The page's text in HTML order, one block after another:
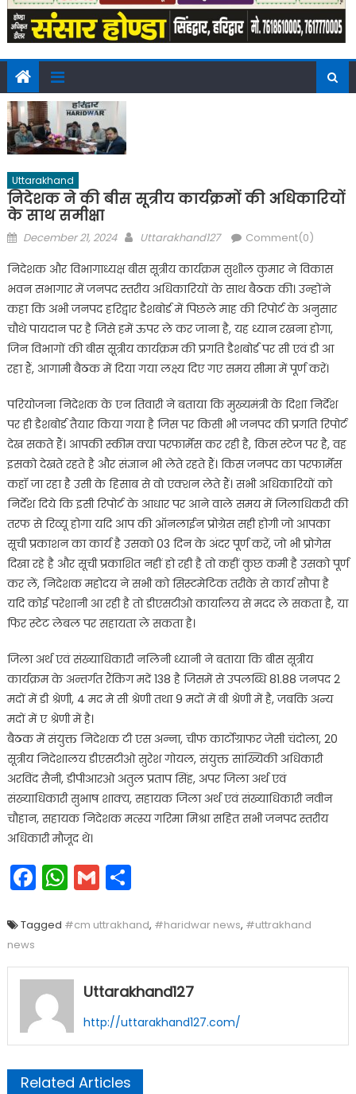
Uttarakhand
निदेशक ने की बीस सूत्रीय कार्यक्रमों की अधिकारियों
के साथ समीक्षा
Posted
December 21, 2024 Author
Uttarakhand127 Comment(0)
निदेशक और विभागाध्यक्ष बीस सूत्रीय कार्यक्रम सुशील कुमार ने विकास
भवन सभागार में जनपद स्तरीय अधिकारियों के साथ बैठक की। उन्होंने
कहा कि अभी जनपद हरिद्वार डैशबोर्ड में पिछले माह की रिपोर्ट के अनुसार
चौथे पायदान पर है जिसे हमें ऊपर ले कर जाना है, यह ध्यान रखना होगा,
जिन विभागों की बीस सू़त्रीय कार्यक्रम की प्रगति डैशबोर्ड पर सी एवं डी आ
रहा हैं, आगामी बैठक में दिया गया लक्ष्य दिए गए समय सीमा में पूर्ण करें।
परियोजना निदेशक के एन तिवारी ने बताया कि मुख्यमंत्री के दिशा निर्देश
पर ही डैशबोर्ड तैयार किया गया है जिस पर किसी भी जनपद की प्रगति रिपोर्ट
देख सकते हैं। आपकी स्कीम क्या परफार्मेंस कर रही है, किस स्टेज पर है, वह
इसको देखते रहते है और संज्ञान भी लेते रहते हैं। किस जनपद का परफार्मेंस
कहॉ जा रहा है उसी के हिसाब से वो एक्शन लेते हैं। सभी अधिकारियों को
निर्देश दिये कि इसी रिपोर्ट के आधार पर आने वाले समय में जिलाधिकरी की
तरफ से रिव्यू होगा यदि आप की ऑनलाईन प्रोग्रेस सही होगी जो आपका
सूची प्रकाशन का कार्य है उसको 03 दिन के अंदर पूर्ण करें, जो भी प्रोगेस
दिखा रहे है और सूची प्रकाशित नहीं हो रही है तो कहीं कुछ कमी है उसको पूर्ण
कर लें, निदेशक महोदय ने सभी को सिस्टमेटिक तरीके से कार्य सौपा है
यदि कोई परेशानी आ रही है तो डीएसटीओ कार्यालय से मदद ले सकता है, या
फिर स्टेट लेबल पर सहायता ले सकता है।
जिला अर्थ एवं संख्याधिकारी नलिनी ध्यानी ने बताया कि बीस सूत्रीय
कार्यक्रम के अन्तर्गत रैंकिग मदें 138 है जिसमें से उपलब्धि 81.88 जनपद 2
मदों में डी श्रेणी, 4 मद मे सी श्रेणी तथा 9 मदों में बी श्रेणी में है, जबकि अन्य
मदों में ए श्रेणी में है।
बैठक में संयुक्त निदेशक टी एस अन्ना, चीफ कार्टाेग्राफर जेसी चंदोला, 20
सूत्रीय निदेशालय डीएसटीओ सुरेश गोयल, संयुक्त सांख्यिकी अधिकारी
अरविंद सैनी, डीपीआरओ अतुल प्रताप सिंह, अपर जिला अर्थ एवं
संख्याधिकारी सुभाष शाक्य, सहायक जिला अर्थ एवं संख्याधिकारी नवीन
चौहान, सहायक निदेशक मत्स्य गरिमा मिश्रा सहित सभी जनपद स्तरीय
अधिकारी मौजूद थे।
Facebook
WhatsApp
GmailShare
Tagged #cm uttrakhand, #haridwar news, #uttrakhand
news
Uttarakhand127
http://uttarakhand127.com/
Related Articles